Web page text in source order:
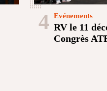
4 RV le 11
Congrès
Evénements